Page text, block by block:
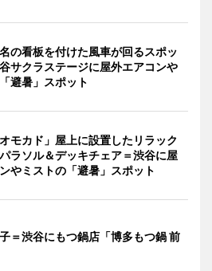
の看板を付けた風車が回るスポッ
サクラステージに屋外エアコンや
避暑」スポット
モカド」屋上に設置したリラック
ラソル＆デッキチェア＝渋谷に屋
やミストの「避暑」スポット
＝渋谷にもつ鍋店「博多もつ鍋 前